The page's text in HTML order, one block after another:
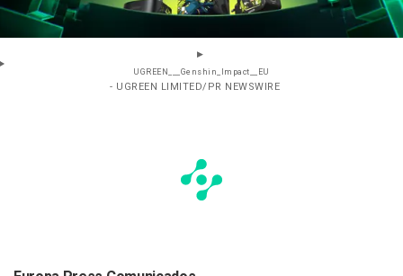
UGREEN___Genshin_Impact__EU
- UGREEN LIMITED/PR NEWSWIRE